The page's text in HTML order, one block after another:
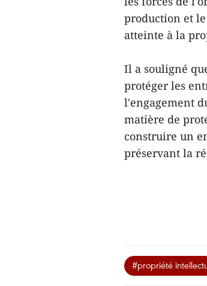
production et
atteinte à la
Il a souligné
protéger les
l'engagement
matière de
construire un
préservant la
#propriété